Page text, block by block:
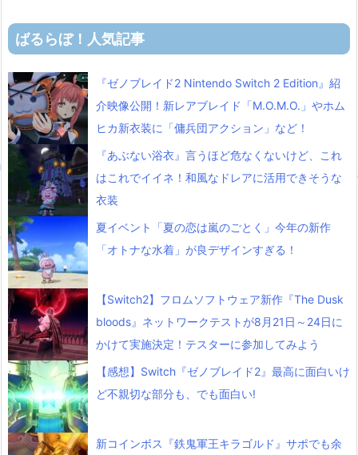
ばるらぼ！人気記事
『ゼノブレイド2 Nintendo Switch 2 Edition』紹
介映像公開！新レアブレイド「M.O.M.O.」やホム
ヒカ新衣装に「傭兵団アクション」など！
『あぶない浴衣』言うほど危なくないけど、これ
はこれでイイネ！和風なドレアに活用できそうな
衣装
夏イベント「夏の恋は嵐のごとく」今年の新作
「オトナな水着」が良デザインすぎる！
【Switch2】フロムソフトウェア新作『The Dusk
bloods』ネットワークテストが8月21日～24日に
かけて実施決定！テスターに参加してみよう
【感想】Switch『ゼノブレイド2』最高に面白いけ
ど不親切な部分も、でも面白い!
新コインボス『鉄鬼軍王キラゴルド』サポでも余